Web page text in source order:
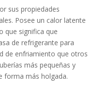
sus propiedades
Posee un calor latente
que significa que
de refrigerante para
de enfriamiento que otros
más pequeñas y
forma más holgada.